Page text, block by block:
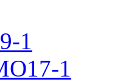
1
1